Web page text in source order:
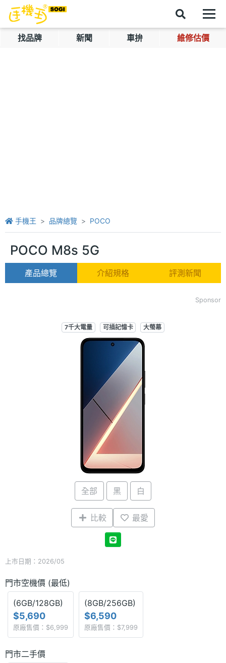
找品牌 新聞 車拚 維修估價
手機王 品牌總覽 POCO
POCO M8s 5G
產品總覽 介紹規格 評測新聞
Sponsor
7千大電量 可插記憶卡 大螢幕
全部 黑 白
比較 最愛
上市日期：2026/05
門市空機價 (最低)
(6GB/128GB)
$5,690
原廠售價：$6,999
(8GB/256GB)
$6,590
原廠售價：$7,999
門市二手價